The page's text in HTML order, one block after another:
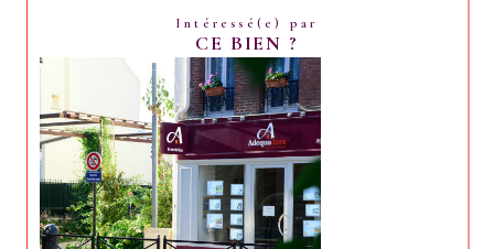
Intéressé(e) par
CE BIEN ?